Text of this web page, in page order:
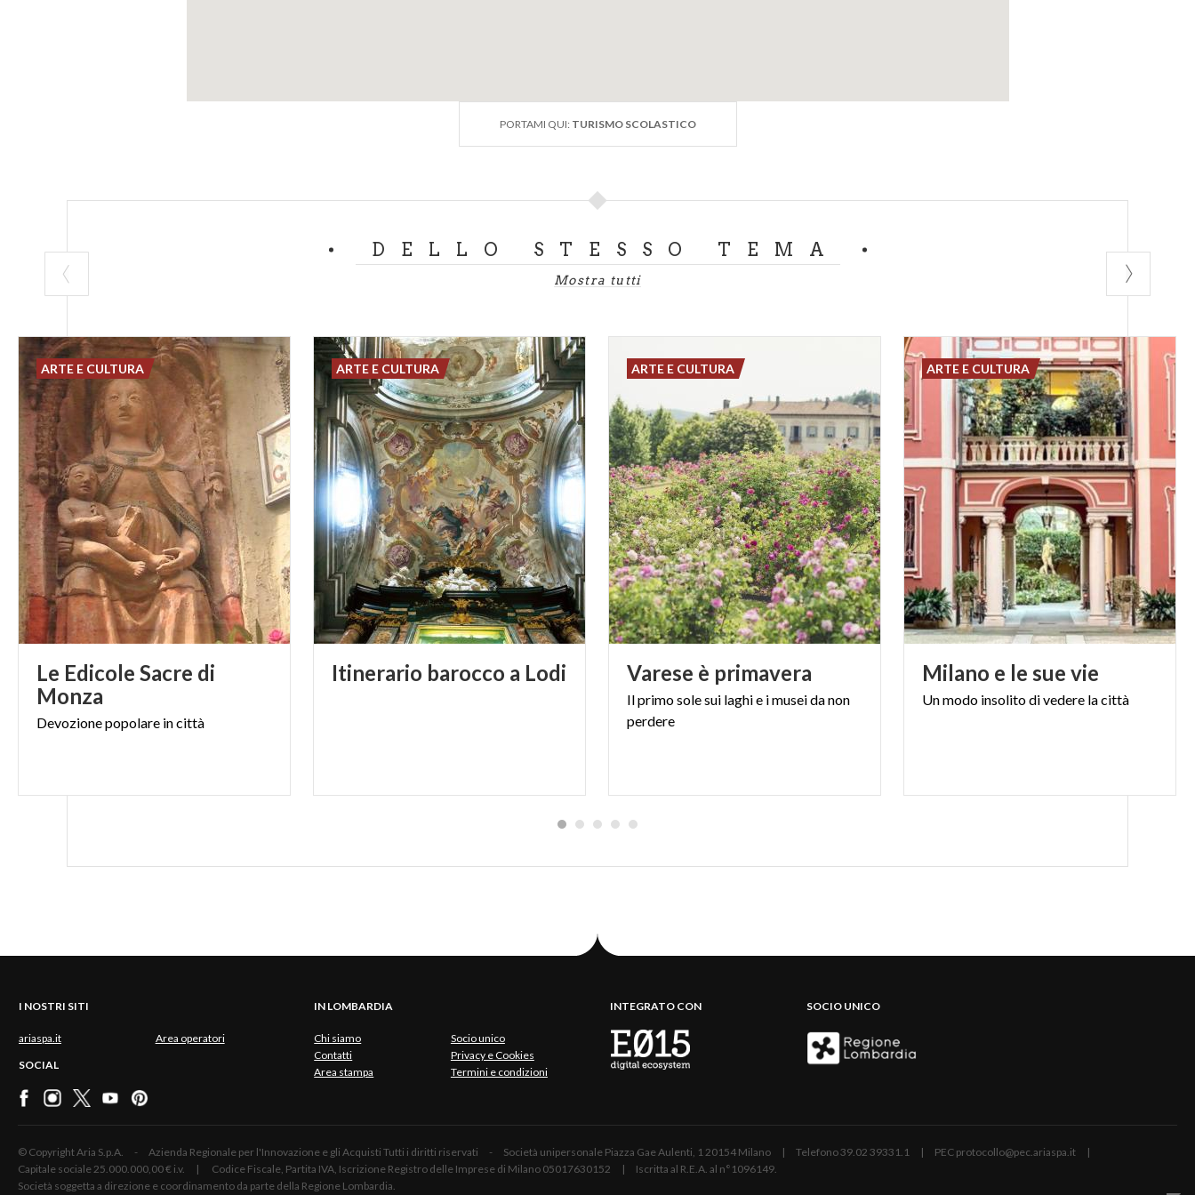
PORTAMI QUI: TURISMO SCOLASTICO
DELLO STESSO TEMA
Mostra tutti
Le Edicole Sacre di
Monza
Devozionepopolare incittà
ARTE E CULTURA
Itinerario barocco a Lodi
ARTE E CULTURA
Varese è primavera
Ilprimosolesui laghie imuseidanon
perdere
ARTE E CULTURA
Milano e le sue vie
Unmodo insolitodivedere lacittà
ARTE E CULTURA
I NOSTRI SITI
ariaspa.it Area operatori
SOCIAL
IN LOMBARDIA
Chi siamo
Socio unico
Contatti
Privacy e Cookies
Area stampa
Termini e condizioni
INTEGRATO CON SOCIO UNICO
© Copyright Aria S.p.A. - Azienda Regionale per l'Innovazione e gli Acquisti Tutti i diritti riservati - Società unipersonale Piazza Gae Aulenti, 1 20154 Milano | Telefono 39.02 39331.1 | PEC protocollo@pec.ariaspa.it |
Capitale sociale 25.000.000,00 € i.v. | Codice Fiscale, Partita IVA, Iscrizione Registro delle Imprese di Milano 05017630152 | Iscritta al R.E.A. al n°1096149.
Società soggetta a direzione e coordinamento da parte della Regione Lombardia.